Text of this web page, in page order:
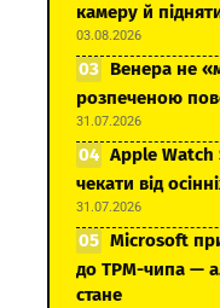
камеру й
03.08.2026
Венера не
розпеченою
31.07.2026
Apple Watch
чекати від
31.07.2026
Microsoft
до TPM-чипа —
стане